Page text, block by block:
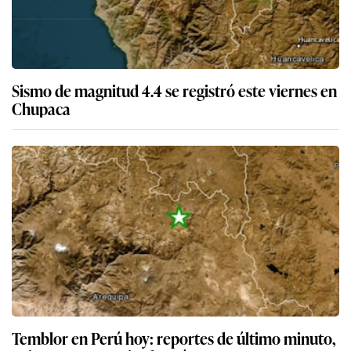
Sismo de magnitud 4.4 se registró este viernes en
Chupaca
Temblor en Perú hoy: reportes de último minuto,